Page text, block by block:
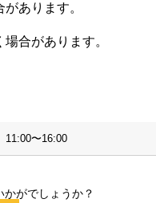
あります。
合があります。
〜16:00
がでしょうか？